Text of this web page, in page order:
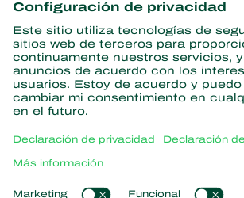
información
Suscríbase aquí
Partners with Nature
Avispas parásitas
Nematodos beneficiosos
Acerca de Koppert
Enlaces populares